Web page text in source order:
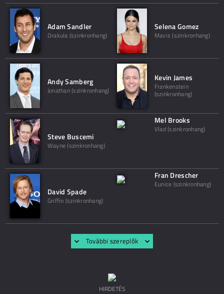
Adam Sandler
Drakula (szinkronhang)
Selena Gomez
Mavis (szinkronhang)
Andy Samberg
Jonathan (szinkronhang)
Kevin James
Frankenstein
(szinkronhang)
Steve Buscemi
Wayne (szinkronhang)
Mel Brooks
Vlad (szinkronhang)
David Spade
Griffin (szinkronhang)
Fran Drescher
Eunice (szinkronhang)
További szereplők
HIRDETÉS